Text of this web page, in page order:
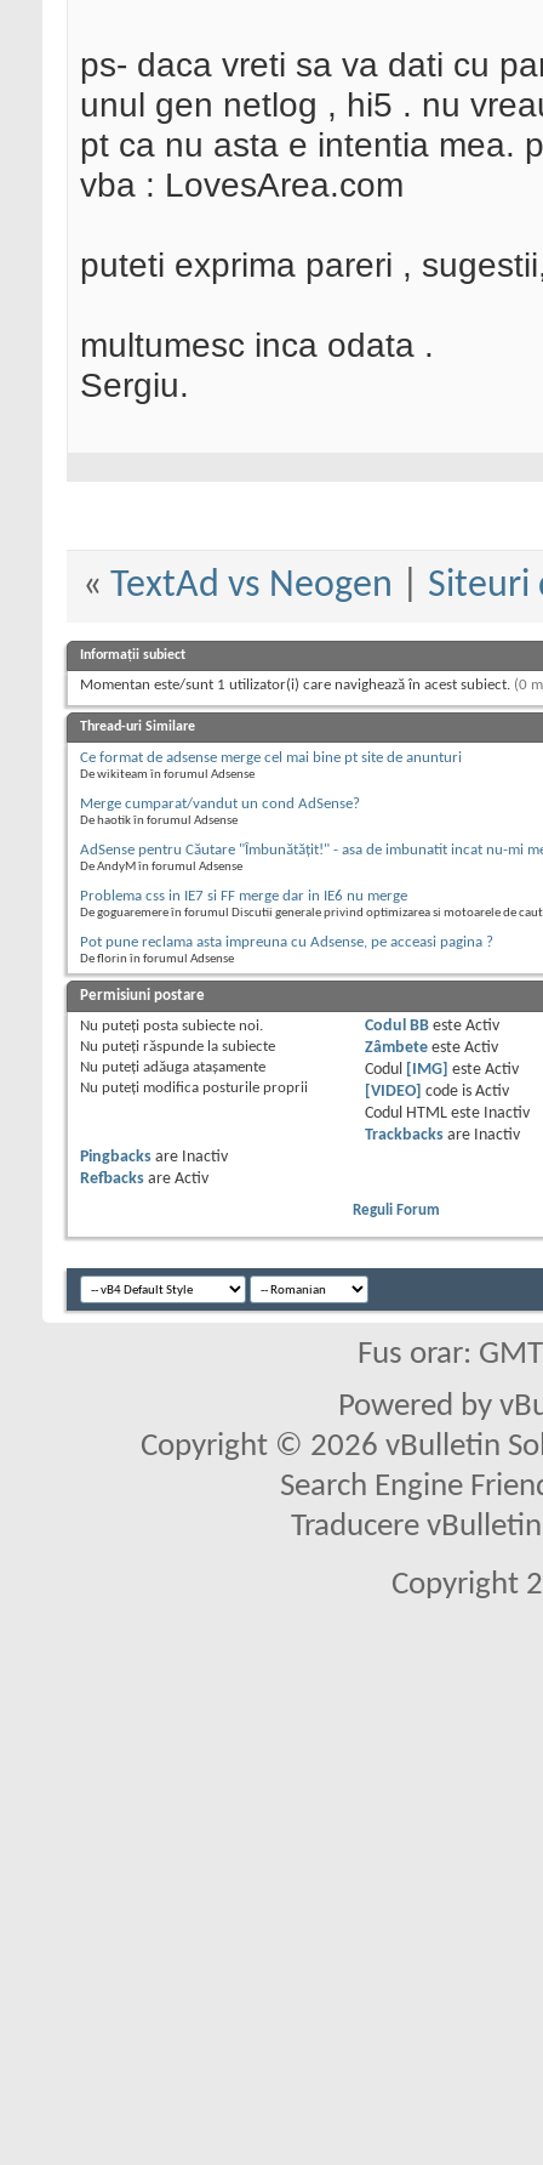
ps- daca vreti sa va dati cu
unul gen netlog , hi5 . nu
pt ca nu asta e intentia mea.
vba : LovesArea.com
puteti exprima pareri ,
multumesc inca odata .
Sergiu.
« TextAd vs Neogen Siteuri
Informații subiect
Momentan este/sunt 1 utilizator(i) care navighează în acest subiect. (0
Thread-uri Similare
Ce format de adsense merge cel mai bine pt site de anunturi
De wikiteam în forumul Adsense
Merge cumparat/vandut un cond AdSense?
De haotik în forumul Adsense
AdSense pentru Căutare "Îmbunătăţit!" - asa de imbunatit incat nu-mi
De AndyM în forumul Adsense
Problema css in IE7 si FF merge dar in IE6 nu merge
De goguaremere în forumul Discutii generale privind optimizarea si motoarele de
Pot pune reclama asta impreuna cu Adsense, pe acceasi pagina ?
De florin în forumul Adsense
Permisiuni postare
Nu puteţi posta subiecte noi.
Nu puteţi răspunde la subiecte
Nu puteţi adăuga ataşamente
Nu puteţi modifica posturile proprii
Codul BBeste Activ
Zâmbeteeste Activ
Codul
[IMG] este Activ
[VIDEO]
code is Activ
Codul HTML este
Inactiv
Trackbacksare
Inactiv
Pingbacks are
Inactiv
Refbacks are Activ
Reguli Forum
Fus orar:
Powered by
Copyright © 2026 vBulletin
Search Engine
Traducere
Copyright